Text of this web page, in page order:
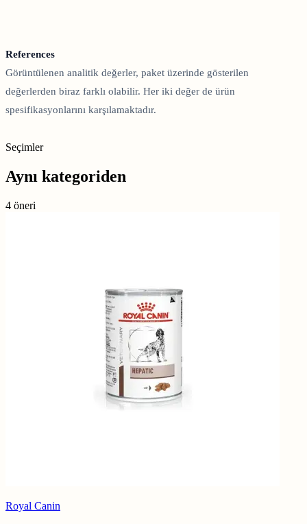
References
Görüntülenen analitik değerler, paket üzerinde gösterilen
değerlerden biraz farklı olabilir. Her iki değer de ürün
spesifikasyonlarını karşılamaktadır.
Seçimler
Aynı kategoriden
4 öneri
Royal Canin